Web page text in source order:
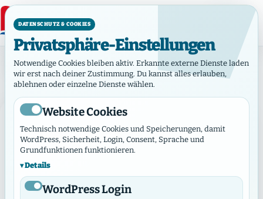
Kategorie: Aktuelles
Kategorie:Aktuelles
DATENSCHUTZ & COOKIES
Privatsphäre-Einstellungen
Notwendige Cookies bleiben aktiv. Erkannte externe Dienste laden
wir erst nach deiner Zustimmung. Du kannst alles erlauben,
ablehnen oder einzelne Dienste wählen.
Website Cookies
Technisch notwendige Cookies und Speicherungen, damit
WordPress, Sicherheit, Login, Consent, Sprache und
Grundfunktionen funktionieren.
Details
WordPress Login